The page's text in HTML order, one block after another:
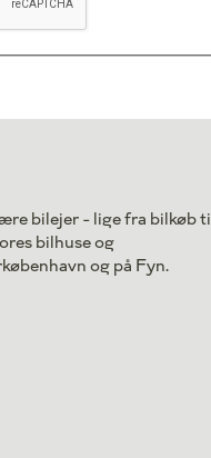
bilejer - lige fra bilkøb til
bilhuse og
og på Fyn.